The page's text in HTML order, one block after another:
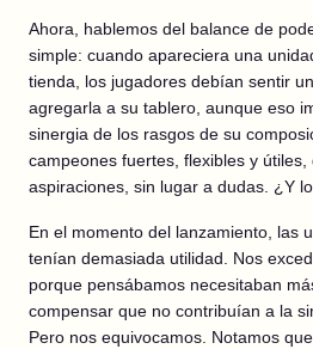
Ahora, hablemos del balance de
simple: cuando apareciera una
tienda, los jugadores debían sentir
agregarla a su tablero, aunque eso
sinergia de los rasgos de su
campeones fuertes, flexibles y
aspiraciones, sin lugar a dudas. ¿Y
En el momento del lanzamiento, las
tenían demasiada utilidad. Nos
porque pensábamos necesitaban
compensar que no contribuían a la
Pero nos equivocamos. Notamos